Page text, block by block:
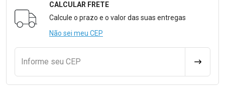
Formulário para Calcular o Frete
CALCULAR FRETE
Calcule o prazo e o valor das suas entregas
Não sei meu CEP
Informe seu CEP